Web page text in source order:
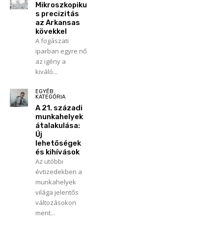
Mikroszkopiku
s precizitás
az Arkansas
kövekkel
A fogászati
iparban egyre nő
az igény a
kiváló...
EGYÉB
KATEGÓRIA
A 21. századi
munkahelyek
átalakulása:
Új
lehetőségek
és kihívások
Az utóbbi
évtizedekben a
munkahelyek
világa jelentős
változásokon
ment...